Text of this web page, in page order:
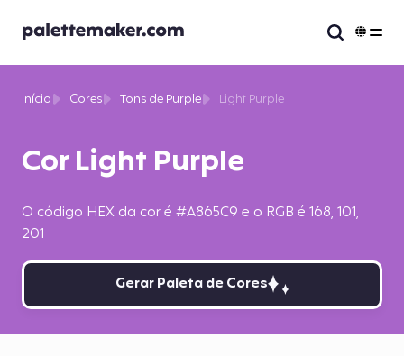
Cor Light Purple
O código HEX da cor é #A865C9 e o RGB é 168, 101,
201
Início Cores Tons de Purple Light Purple
Gerar Paleta de Cores